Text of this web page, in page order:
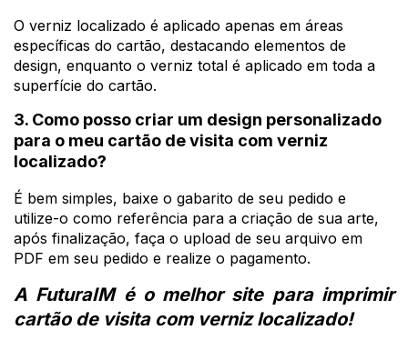
O verniz localizado é aplicado apenas em áreas
específicas do cartão, destacando elementos de
design, enquanto o verniz total é aplicado em toda a
superfície do cartão.
3. Como posso criar um design personalizado
para o meu cartão de visita com verniz
localizado?
É bem simples, baixe o gabarito de seu pedido e
utilize-o como referência para a criação de sua arte,
após finalização, faça o upload de seu arquivo em
PDF em seu pedido e realize o pagamento.
A FuturaIM é o melhor site para imprimir
cartão de visita com verniz localizado!